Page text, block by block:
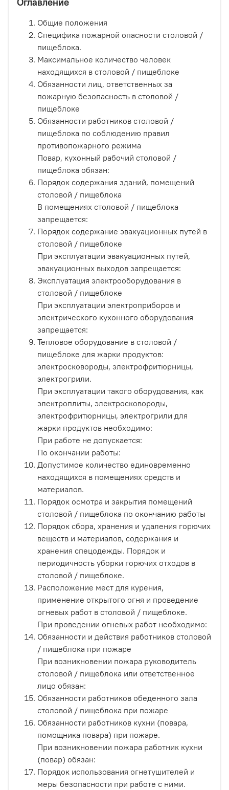
Оглавление
Общие положения
Специфика пожарной опасности столовой /
пищеблока.
Максимальное количество человек
находящихся в столовой / пищеблоке
Обязанности лиц, ответственных за
пожарную безопасность в столовой /
пищеблоке
Обязанности работников столовой /
пищеблока по соблюдению правил
противопожарного режима
Повар, кухонный рабочий столовой /
пищеблока обязан:
Порядок содержания зданий, помещений
столовой / пищеблока
В помещениях столовой / пищеблока
запрещается:
Порядок содержание эвакуационных путей в
столовой / пищеблоке
При эксплуатации эвакуационных путей,
эвакуационных выходов запрещается:
Эксплуатация электрооборудования в
столовой / пищеблоке
При эксплуатации электроприборов и
электрического кухонного оборудования
запрещается:
Тепловое оборудование в столовой /
пищеблоке для жарки продуктов:
электросковороды, электрофритюрницы,
электрогрили.
При эксплуатации такого оборудования, как
электроплиты, электросковороды,
электрофритюрницы, электрогрили для
жарки продуктов необходимо:
При работе не допускается:
По окончании работы:
Допустимое количество единовременно
находящихся в помещениях средств и
материалов.
Порядок осмотра и закрытия помещений
столовой / пищеблока по окончанию работы
Порядок сбора, хранения и удаления горючих
веществ и материалов, содержания и
хранения спецодежды. Порядок и
периодичность уборки горючих отходов в
столовой / пищеблоке.
Расположение мест для курения,
применение открытого огня и проведение
огневых работ в столовой / пищеблоке.
При проведении огневых работ необходимо:
Обязанности и действия работников столовой
/ пищеблока при пожаре
При возникновении пожара руководитель
столовой / пищеблока или ответственное
лицо обязан:
Обязанности работников обеденного зала
столовой / пищеблока при пожаре
Обязанности работников кухни (повара,
помощника повара) при пожаре.
При возникновении пожара работник кухни
(повар) обязан:
Порядок использования огнетушителей и
меры безопасности при работе с ними.